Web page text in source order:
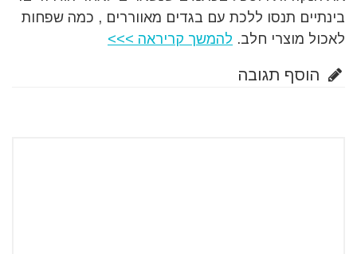
בינתיים תנסו ללכת עם בגדים מאווררים , כמה שפחות
לאכול מוצרי חלב. להמשך קריראה >>>
הוסף תגובה